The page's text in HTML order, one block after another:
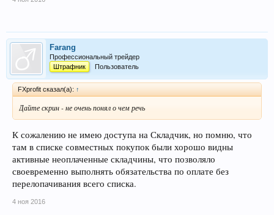
Farang
Профессиональный трейдер
Штрафник
Пользователь
FXprofit сказал(а): ↑
Дайте скрин - не очень понял о чем речь
К сожалению не имею доступа на Складчик, но помню, что
там в списке совместных покупок были хорошо видны
активные неоплаченные складчины, что позволяло
своевременно выполнять обязательства по оплате без
перелопачивания всего списка.
4 ноя 2016